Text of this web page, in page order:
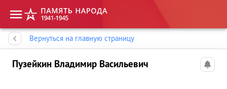
Вернуться на главную страницу
Пузейкин Владимир Васильевич
Память народа